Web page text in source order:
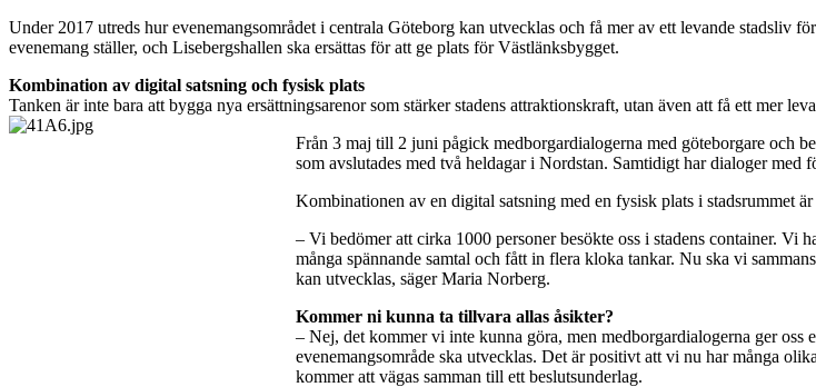
Under 2017 utreds hur evenemangsområdet i centrala Göteborg kan utvecklas och få mer av ett levande stadsliv
evenemang ställer, och Lisebergshallen ska ersättas för att ge plats för Västlänksbygget.
Kombination av digital satsning och fysisk plats
Tanken är inte bara att bygga nya ersättningsarenor som stärker stadens attraktionskraft, utan även att få ett mer
Från 3 maj till 2 juni pågick medborgardialogerna med göteborgare och
som avslutades med två heldagar i Nordstan. Samtidigt har dialoger
Kombinationen av en digital satsning med en fysisk plats i stadsrummet
– Vi bedömer att cirka 1000 personer besökte oss i stadens container. Vi
många spännande samtal och fått in flera kloka tankar. Nu ska vi
kan utvecklas, säger Maria Norberg.
Kommer ni kunna ta tillvara allas åsikter?
– Nej, det kommer vi inte kunna göra, men medborgardialogerna ger
evenemangsområde ska utvecklas. Det är positivt att vi nu har många
kommer att vägas samman till ett beslutsunderlag.